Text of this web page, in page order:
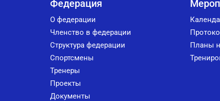
Федерация
О федерации
Членство в федерации
Структура федерации
Спортсмены
Тренеры
Проекты
Документы
Планы